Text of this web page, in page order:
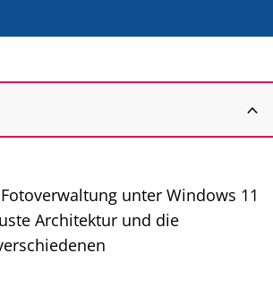
unter Windows 11
Architektur und die